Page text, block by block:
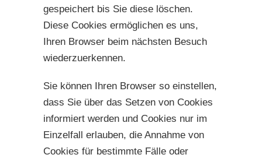
gespeichert bis Sie diese löschen.
Diese Cookies ermöglichen es uns,
Ihren Browser beim nächsten Besuch
wiederzuerkennen.
Sie können Ihren Browser so einstellen,
dass Sie über das Setzen von Cookies
informiert werden und Cookies nur im
Einzelfall erlauben, die Annahme von
Cookies für bestimmte Fälle oder